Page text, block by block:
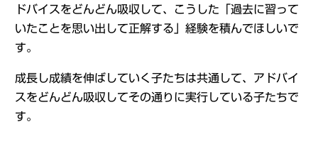
ドバイスをどんどん吸収して、こうした「過去に習って
いたことを思い出して正解する」経験を積んでほしいで
す。
成長し成績を伸ばしていく子たちは共通して、アドバイ
スをどんどん吸収してその通りに実行している子たちで
す。